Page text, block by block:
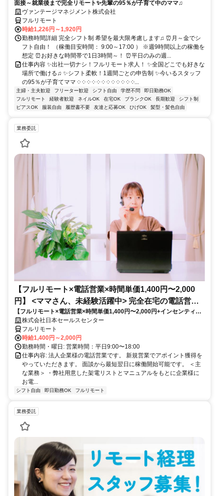
面接～就業後まで完全リモート✨先輩の95％が子育て中のママ♫
ヴァンテージマネジメント株式会社
フルリモート
時給1,226円～1,920円
勤務時間詳細 完全シフト制 希望を最大限考慮します♫ ⏰月～金でシ
フト自由！ （稼働目安時間： 9:00～17:00 ） ※週9時間以上の稼働を
想定 ⏰お好きな時間帯で1日3時間～！ ⏰平日のみの週...
仕事内容 ✨出社一切ナシ！フルリモート求人！ ✨全国どこでも好きな
場所で働ける♫ ✨シフト柔軟！1週間ごとの申告制 ✨今いるスタッフ
の95％が子育てママ ༶ ༶ ༶ ༶ ༶ ༶ ༶ ༶ ༶ ༶ ༶ ༶...
主婦・主夫歓迎 フリーター歓迎 シフト自由 学歴不問
即日勤務OK
フルリモート
経験者歓迎 ネイルOK 在宅OK ブランクOK 長期歓迎
シフト制
ピアスOK
服装自由 履歴書不要 友達と応募OK ひげOK 髪型・髪色自由
業務委託
【フルリモート×電話営業×時間単価1,400円〜2,000
円】 <ママさん、未経験活躍中> 完全在宅の電話営業
で家庭と仕事の両立を実現
【フルリモート×電話営業×時間単価1,400円〜2,000円+インセンティブ
あり】 ＜ママさん、未経験活躍中＞ 完全在宅の電話営業で家庭と仕事の
両立を実現
株式会社日本セールスセンター
フルリモート
時給1,400円～2,000円
勤務時間・曜日: 営業時間：平日9:00〜18:00
仕事内容: 法人企業様の電話営業です。 新規営業でアポイント獲得を
やっていただきます。 面談から最短翌日に稼働開始可能です。 ＜主
な業務＞ ・弊社用意した架電リストとマニュアルをもとに企業様に
お電...
シフト自由 即日勤務OK フルリモート
業務委託